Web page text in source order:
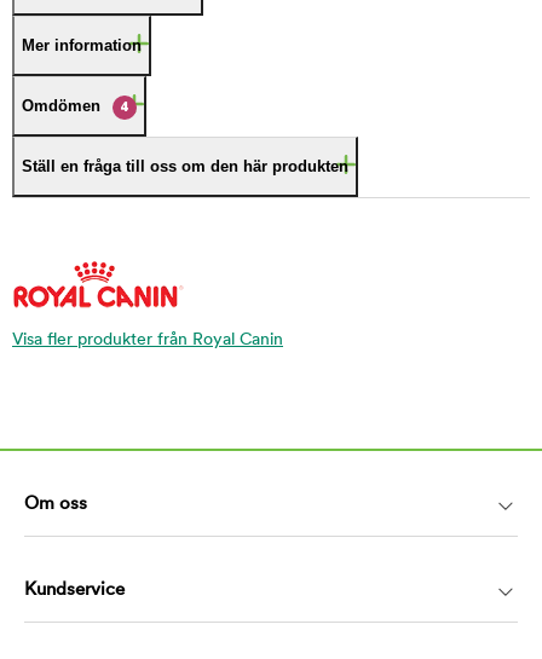
Mer information
Omdömen 4
Ställ en fråga till oss om den här produkten
Visa fler produkter från Royal Canin
Om oss
Kundservice